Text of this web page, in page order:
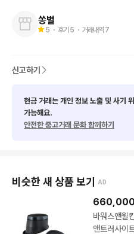
쏭별
5 ・ 후기 5 ・ 거래내역 7
신고하기
현금 거래는 개인 정보 노출 및 사기
가능해요.
안전한 중고거래 문화 함께하기
비슷한 새 상품 보기 AD
660,000
바워스앤윌
앤트러사이